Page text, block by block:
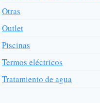
Otras
Outlet
Piscinas
Termos eléctricos
Tratamiento de agua